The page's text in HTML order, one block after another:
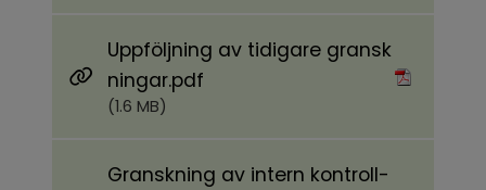
Uppföljning av tidigare gransk
ningar.pdf
(1.6 MB)
Granskning av intern kontroll-